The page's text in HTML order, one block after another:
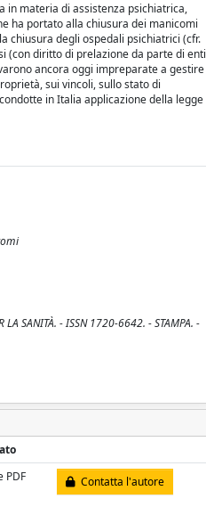
in materia di assistenza psichiatrica,
ha portato alla chiusura dei manicomi
chiusura degli ospedali psichiatrici (cfr.
(con diritto di prelazione da parte di enti
ancora oggi impreparate a gestire
sui vincoli, sullo stato di
in Italia applicazione della legge
SANITÀ. - ISSN 1720-6642. - STAMPA. -
PDF Contatta l'autore